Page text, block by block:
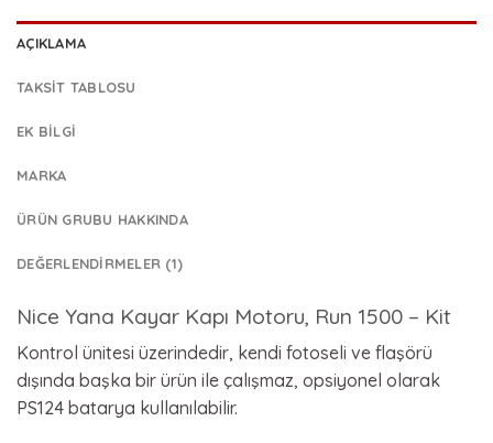
AÇIKLAMA
TAKSIT TABLOSU
EK BILGI
MARKA
ÜRÜN GRUBU HAKKINDA
DEĞERLENDIRMELER (1)
Nice Yana Kayar Kapı Motoru, Run 1500 – Kit
Kontrol ünitesi üzerindedir, kendi fotoseli ve flaşörü
dışında başka bir ürün ile çalışmaz, opsiyonel olarak
PS124 batarya kullanılabilir.